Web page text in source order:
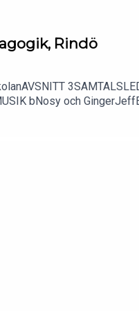
Rindö
bNosy och
så skickar vi ut
Create (app)